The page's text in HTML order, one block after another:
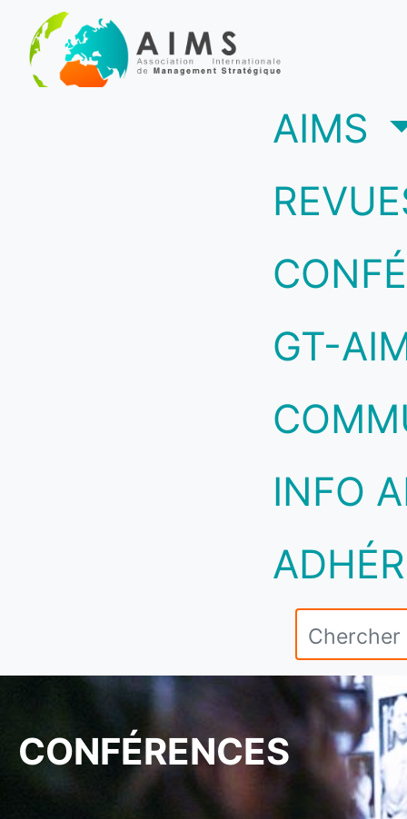
AIMS
GT-
INFO
CONFÉRENCES